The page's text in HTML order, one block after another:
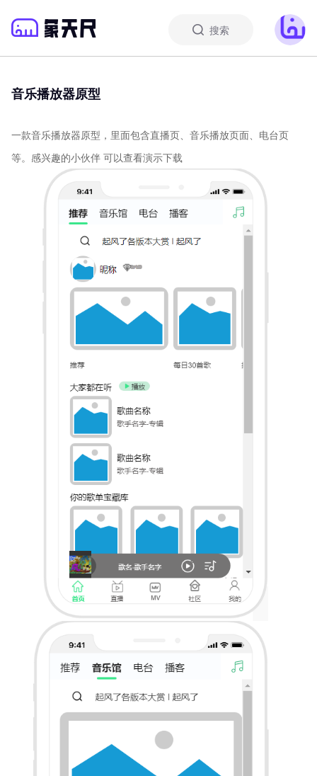
搜索
音乐播放器原型
一款音乐播放器原型，里面包含直播页、音乐播放页面、电台页
等。感兴趣的小伙伴 可以查看演示下载